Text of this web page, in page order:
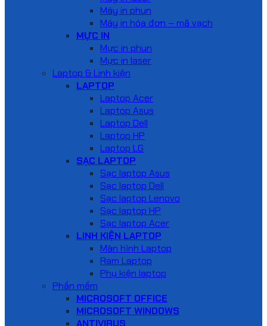
Máy in phun
Máy in hóa đơn – mã vạch
MỰC IN
Mực in phun
Mực in laser
Laptop & Linh kiện
LAPTOP
Laptop Acer
Laptop Asus
Laptop Dell
Laptop HP
Laptop LG
SẠC LAPTOP
Sạc laptop Asus
Sạc laptop Dell
Sạc laptop Lenovo
Sạc laptop HP
Sạc laptop Acer
LINH KIỆN LAPTOP
Màn hình Laptop
Ram Laptop
Phụ kiện laptop
Phần mềm
MICROSOFT OFFICE
MICROSOFT WINDOWS
ANTIVIRUS